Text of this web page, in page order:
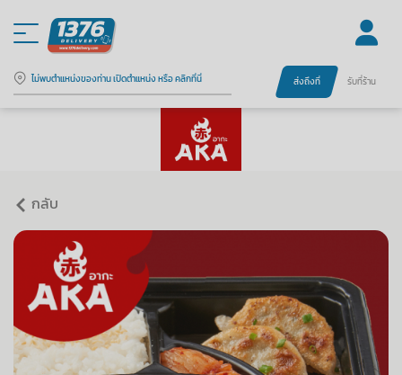
ไม่พบตำแหน่งของท่าน เปิดตำแหน่ง หรือ คลิกที่นี่ ส่งถึงที่ รับที่ร้าน
กลับ